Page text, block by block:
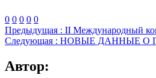
0 0 0 0 0
Предыдущая : II Международный
Следующая : НОВЫЕ ДАННЫЕ О
Автор: